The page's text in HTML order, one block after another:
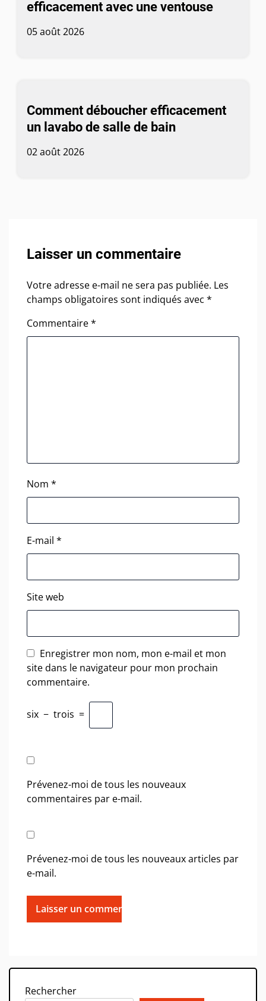
efficacement avec une ventouse
05 août 2026
Comment déboucher efficacement
un lavabo de salle de bain
02 août 2026
Laisser un commentaire
Votre adresse e-mail ne sera pas publiée. Les
champs obligatoires sont indiqués avec *
Commentaire*
Nom *
E-mail *
Site web
Enregistrer mon nom, mon e-mail et mon
site dans le navigateur pour mon prochain
commentaire.
six − trois =
Prévenez-moi de tous les nouveaux
commentaires par e-mail.
Prévenez-moi de tous les nouveaux articles par
e-mail.
Rechercher